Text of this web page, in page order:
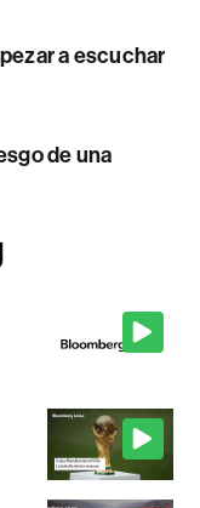
a escuchar
de una